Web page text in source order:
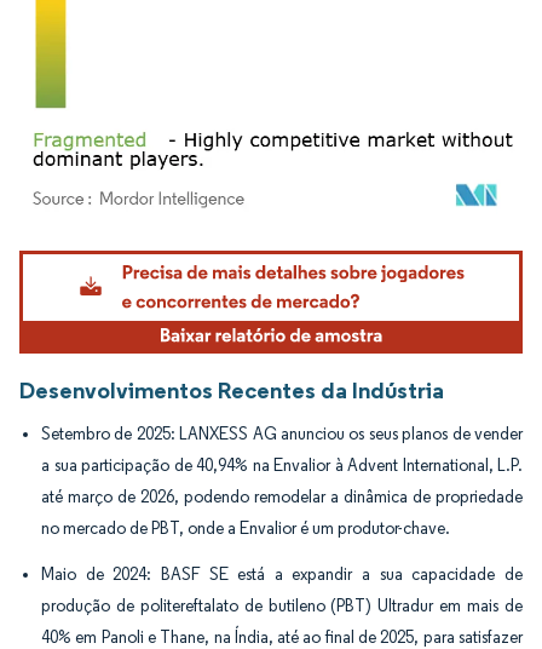
Imagem © Mordor Intelligence. O reuso requer atribuição conforme CC BY 4.0.
Desenvolvimentos Recentes da Indústria
Setembro de 2025: LANXESS AG anunciou os seus planos de vender
a sua participação de 40,94% na Envalior à Advent International, L.P.
até março de 2026, podendo remodelar a dinâmica de propriedade
no mercado de PBT, onde a Envalior é um produtor-chave.
Maio de 2024: BASF SE está a expandir a sua capacidade de
produção de politereftalato de butileno (PBT) Ultradur em mais de
40% em Panoli e Thane, na Índia, até ao final de 2025, para satisfazer